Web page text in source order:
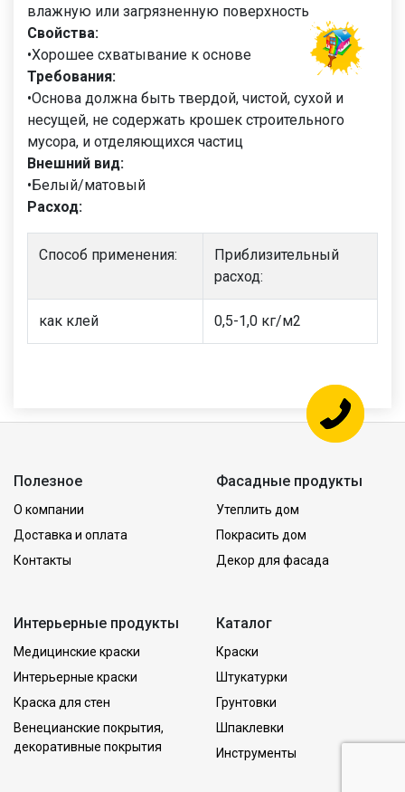
влажную или загрязненную поверхность
Свойства:
•Хорошее cхватывание к основе
Требования:
•Основа должна быть твердой, чистой, сухой и
несущей, не содержать крошек строительного
мусора, и отделяющихся частиц
Внешний вид:
•Белый/матовый
Расход:
Способ применения:
Приблизительный
расход:
как клей 0,5-1,0 кг/м2
Полезное
О компании
Доставка и оплата
Контакты
Фасадные продукты
Утеплить дом
Покрасить дом
Декор для фасада
Интерьерные продукты
Медицинские краски
Интерьерные краски
Краска для стен
Венецианские покрытия,
декоративные покрытия
Каталог
Краски
Штукатурки
Грунтовки
Шпаклевки
Инструменты